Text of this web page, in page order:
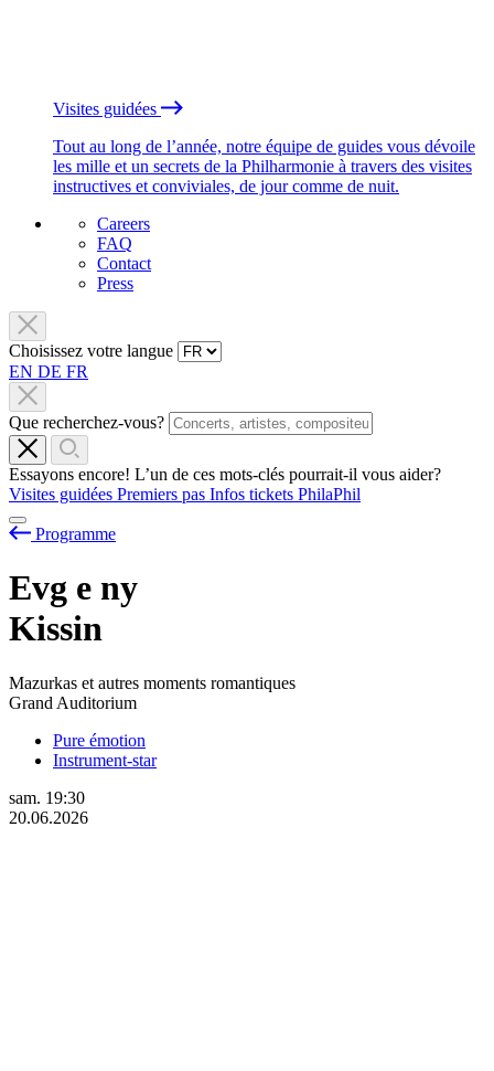
Visites guidées
Tout au long de l’année, notre équipe de guides vous dévoile
les mille et un secrets de la Philharmonie à travers des visites
instructives et conviviales, de jour comme de nuit.
Careers
FAQ
Contact
Press
Choisissez votre langue
EN DE FR
Que recherchez-vous?
Essayons encore! L’un de ces mots-clés pourrait-il vous aider?
Visites guidées Premiers pas Infos tickets PhilaPhil
Programme
Evg e ny
Kissin
Mazurkas et autres moments romantiques
Grand Auditorium
Pure émotion
Instrument-star
sam. 19:30
20.06.2026